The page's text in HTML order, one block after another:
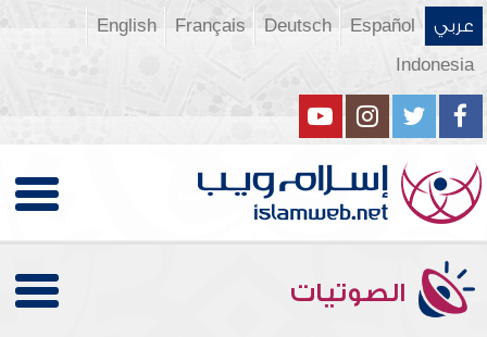
عربي Español
Deutsch
Français
English
Indonesia
الصوتيات